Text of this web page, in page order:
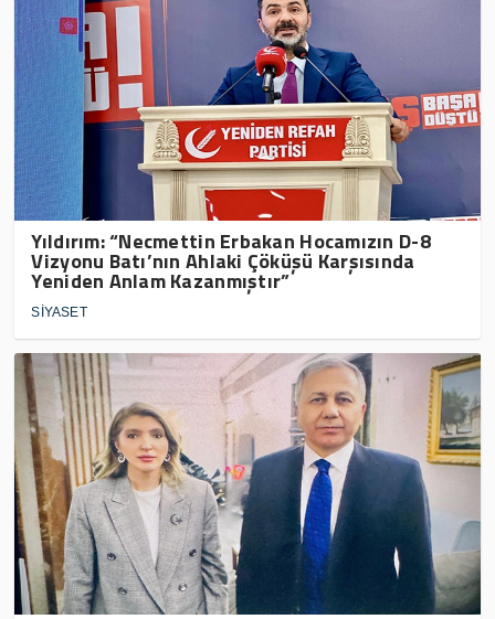
Yıldırım: “Necmettin Erbakan Hocamızın D-8
Vizyonu Batı’nın Ahlaki Çöküşü Karşısında
Yeniden Anlam Kazanmıştır”
SİYASET